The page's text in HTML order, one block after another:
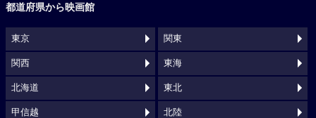
都道府県から映画館
東京 関東
関西 東海
北海道 東北
甲信越 北陸